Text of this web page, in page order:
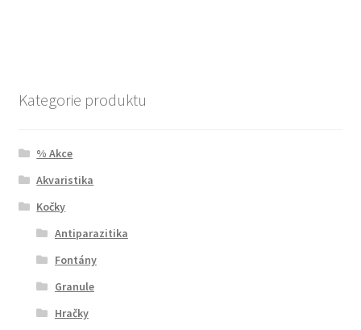
Kategorie produktu
% Akce
Akvaristika
Kočky
Antiparazitika
Fontány
Granule
Hračky